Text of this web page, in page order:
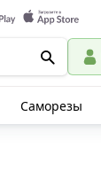
Саморезы